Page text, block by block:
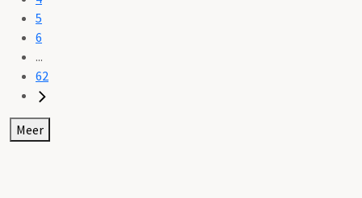
5
6
...
62
Meer